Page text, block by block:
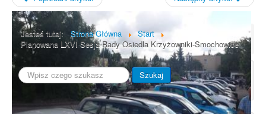
Jesteś tutaj: Strona Główna
Start
Planowana LXVI Sesja Rady Osiedla Krzyżowniki-Smochowice
Szukaj... Szukaj